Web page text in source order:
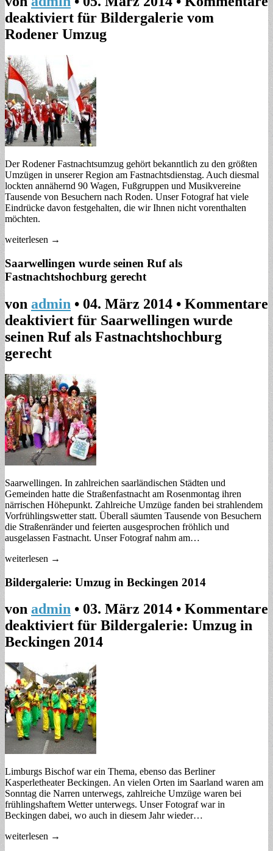
deaktiviert für Bildergalerie vom
Rodener Umzug
Der Rodener Fastnachtsumzug gehört bekanntlich zu den größten
Umzügen in unserer Region am Fastnachtsdienstag. Auch diesmal
lockten annähernd 90 Wagen, Fußgruppen und Musikvereine
Tausende von Besuchern nach Roden. Unser Fotograf hat viele
Eindrücke davon festgehalten, die wir Ihnen nicht vorenthalten
möchten.
weiterlesen →
Saarwellingen wurde seinen Ruf als
Fastnachtshochburg gerecht
von admin • 04. März 2014 • Kommentare
deaktiviert für Saarwellingen wurde
seinen Ruf als Fastnachtshochburg
gerecht
Saarwellingen. In zahlreichen saarländischen Städten und
Gemeinden hatte die Straßenfastnacht am Rosenmontag ihren
närrischen Höhepunkt. Zahlreiche Umzüge fanden bei strahlendem
Vorfrühlingswetter statt. Überall säumten Tausende von Besuchern
die Straßenränder und feierten ausgesprochen fröhlich und
ausgelassen Fastnacht. Unser Fotograf nahm am…
weiterlesen →
Bildergalerie: Umzug in Beckingen 2014
von admin • 03. März 2014 • Kommentare
deaktiviert für Bildergalerie: Umzug in
Beckingen 2014
Limburgs Bischof war ein Thema, ebenso das Berliner
Kasperletheater Beckingen. An vielen Orten im Saarland waren am
Sonntag die Narren unterwegs, zahlreiche Umzüge waren bei
frühlingshaftem Wetter unterwegs. Unser Fotograf war in
Beckingen dabei, wo auch in diesem Jahr wieder…
weiterlesen →